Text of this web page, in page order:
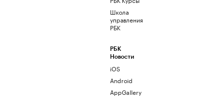
Школа
управления
РБК
РБК
Новости
iOS
Android
AppGallery